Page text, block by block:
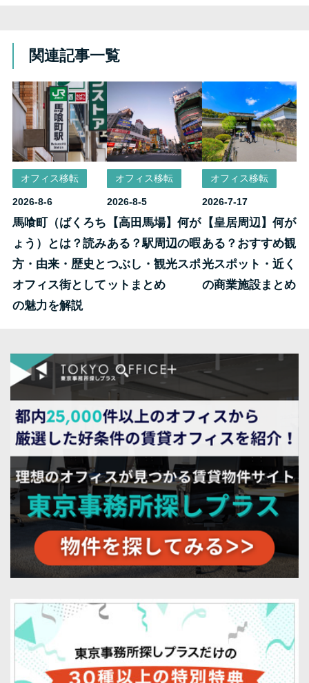
関連記事一覧
オフィス移転
2026-8-6
馬喰町（ばくろち
ょう）とは？読み
方・由来・歴史と
オフィス街として
の魅力を解説
オフィス移転
2026-8-5
【高田馬場】何が
ある？駅周辺の暇
つぶし・観光スポ
ットまとめ
オフィス移転
2026-7-17
【皇居周辺】何が
ある？おすすめ観
光スポット・近く
の商業施設まとめ